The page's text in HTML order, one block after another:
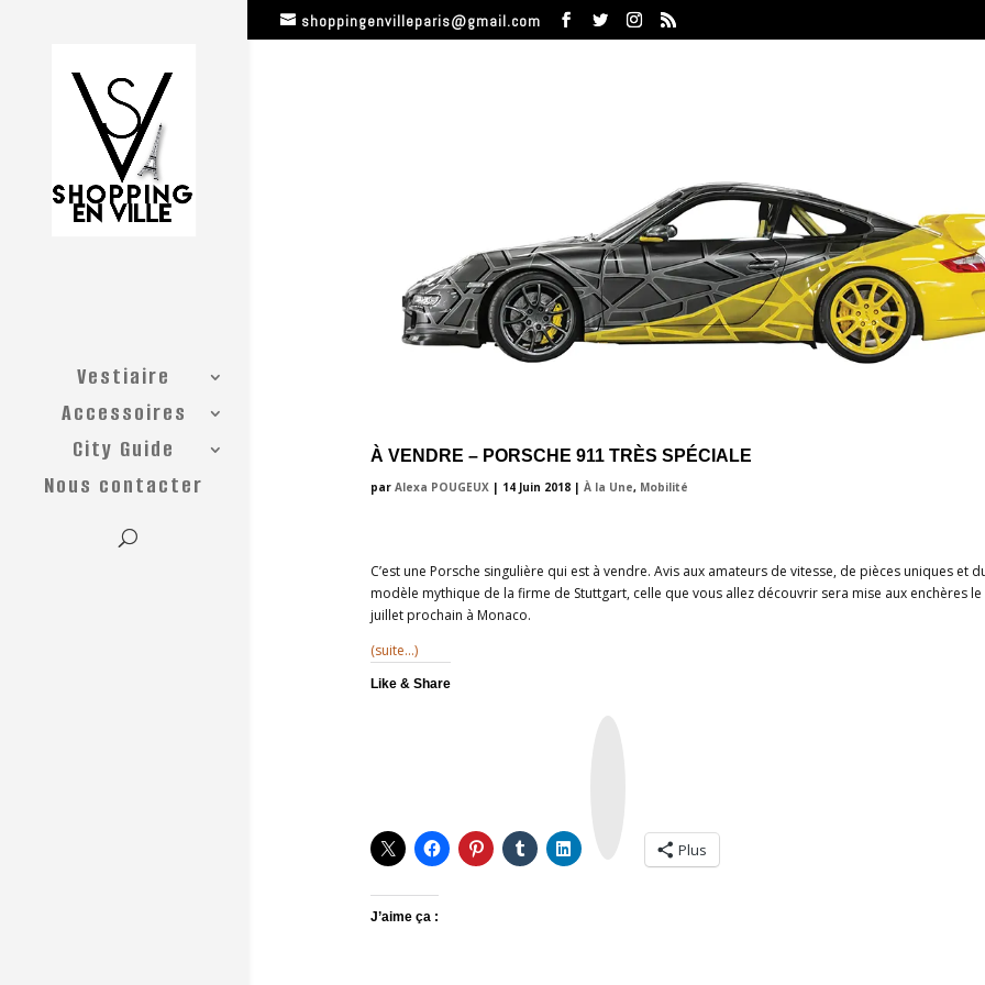
shoppingenvilleparis@gmail.com
Vestiaire
Accessoires
City Guide
Nous contacter
À VENDRE – PORSCHE 911 TRÈS SPÉCIALE
par Alexa POUGEUX| 14 Juin 2018| À la Une, Mobilité
C’est une Porsche singulière qui est à vendre. Avis aux amateurs de vitesse, de pièces uniques et
modèle mythique de la firme de Stuttgart, celle que vous allez découvrir sera mise aux enchères le
juillet prochain à Monaco.
(suite…)
Like & Share
Plus
J’aime ça :